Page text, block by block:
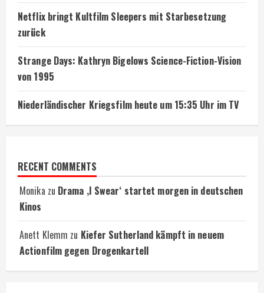
Netflix bringt Kultfilm Sleepers mit Starbesetzung
zurück
Strange Days: Kathryn Bigelows Science-Fiction-Vision
von 1995
Niederländischer Kriegsfilm heute um 15:35 Uhr im TV
RECENT COMMENTS
Monika zu Drama ‚I Swear‘ startet morgen in deutschen
Kinos
Anett Klemm zu Kiefer Sutherland kämpft in neuem
Actionfilm gegen Drogenkartell